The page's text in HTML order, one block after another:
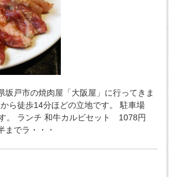
坂戸市の焼肉屋「大阪屋」に行ってきま
ら徒歩14分ほどの立地です。 駐車場
。 ランチ 和牛カルビセット 1078円
までラ・・・